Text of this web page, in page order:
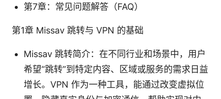
第7章：常见问题解答（FAQ）
第1章 Missav 跳转与 VPN 的基础
Missav 跳转简介：在不同行业和场景中，用户
希望“跳转”到特定内容、区域或服务的需求日益
增长。VPN 作为一种工具，能通过改变虚拟位